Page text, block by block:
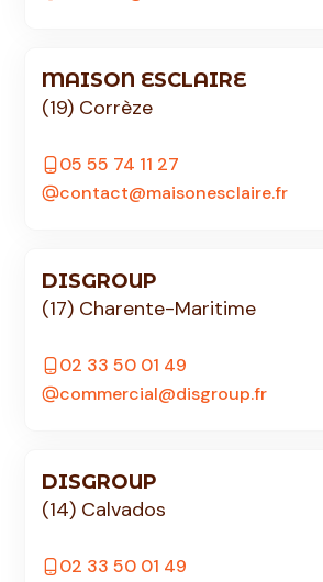
MAISON ESCLAIRE
(19) Corrèze
05 55 74 11 27
contact@maisonesclaire.fr
DISGROUP
(17) Charente-Maritime
02 33 50 01 49
commercial@disgroup.fr
DISGROUP
(14) Calvados
02 33 50 01 49